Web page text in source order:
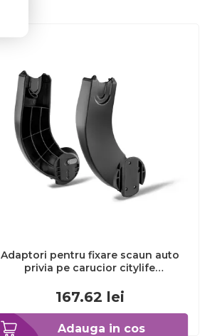
Adauga in cos
Adaptori pentru fixare scaun auto
privia pe carucior citylife
167.62 lei